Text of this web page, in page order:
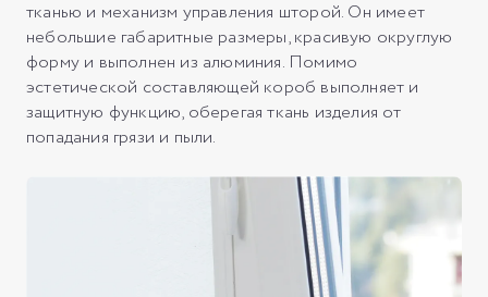
тканью и механизм управления шторой. Он имеет
небольшие габаритные размеры, красивую округлую
форму и выполнен из алюминия. Помимо
эстетической составляющей короб выполняет и
защитную функцию, оберегая ткань изделия от
попадания грязи и пыли.